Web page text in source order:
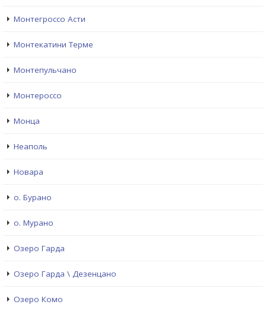
Монтегроссо Асти
Монтекатини Терме
Монтепульчано
Монтероссо
Монца
Неаполь
Новара
о. Бурано
о. Мурано
Озеро Гарда
Озеро Гарда \ Дезенцано
Озеро Комо